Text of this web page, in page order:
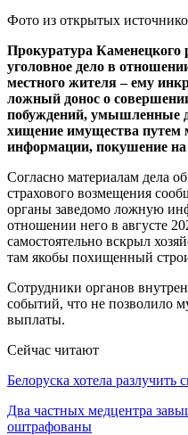
Фото из открытых
Прокуратура Каменецкого
уголовное дело в
местного жителя – ему
ложный донос о
побуждений, умышленные
хищение имущества
информации, покушение
Согласно материалам дела
страхового возмещения
органы заведомо ложную
отношении него в августе
самостоятельно вскрыл
там якобы похищенный
Сотрудники органов
событий, что не позволило
выплаты.
Сейчас читают
Белоруска хотела
Два частных медцентра
оштрафованы